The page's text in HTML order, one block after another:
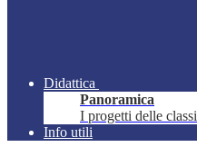
Didattica
Panoramica
I progetti delle classi
Info utili